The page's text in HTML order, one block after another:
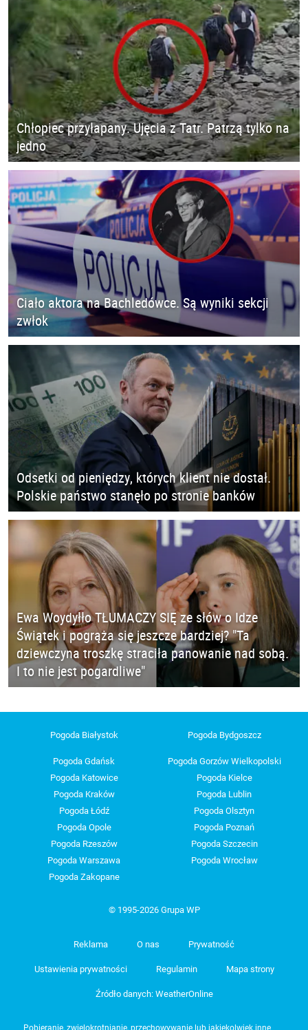
Chłopiec przyłapany. Ujęcia z Tatr. Patrzą tylko na
jedno
Ciało aktora na Bachledówce. Są wyniki sekcji
zwłok
Odsetki od pieniędzy, których klient nie dostał.
Polskie państwo stanęło po stronie banków
Ewa Woydyłło TŁUMACZY SIĘ ze słów o Idze
Świątek i pogrąża się jeszcze bardziej? "Ta
dziewczyna troszkę straciła panowanie nad sobą.
I to nie jest pogardliwe"
Pogoda Białystok Pogoda Bydgoszcz
Pogoda Gdańsk
Pogoda Gorzów Wielkopolski
Pogoda Katowice
Pogoda Kielce
Pogoda Kraków
Pogoda Lublin
Pogoda Łódź
Pogoda Olsztyn
Pogoda Opole
Pogoda Poznań
Pogoda Rzeszów
Pogoda Szczecin
Pogoda Warszawa
Pogoda Wrocław
Pogoda Zakopane
© 1995-2026 Grupa WP
Reklama O nas Prywatność
Ustawienia prywatności Regulamin Mapa strony
Źródło danych: WeatherOnline
Pobieranie, zwielokrotnianie, przechowywanie lub jakiekolwiek inne